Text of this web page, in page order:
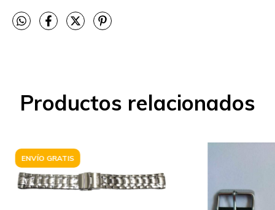
Productos relacionados
ENVÍO GRATIS